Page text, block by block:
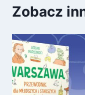
Zobacz